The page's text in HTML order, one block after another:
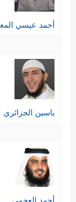
أحمد عيسي
ياسين الجزائري
أحمد العجمي